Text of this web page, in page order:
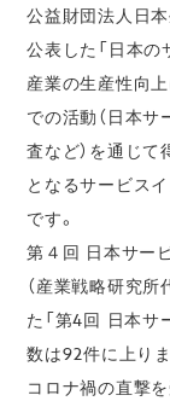
公益財団法人日
公表した「日本
産業の生産性向
での活動（日本サ
査など）を通じ
となるサービス
です。
第４回 日本サー
（産業戦略研究所
た「第4回 日本サ
数は92件に上りま
コロナ禍の直撃